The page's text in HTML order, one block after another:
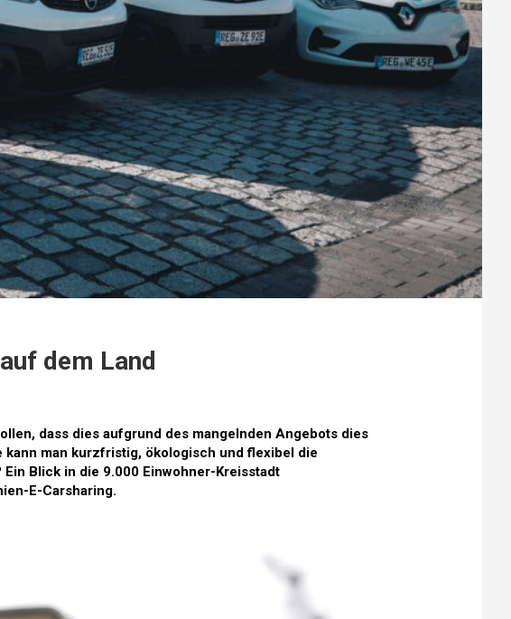
dem Land
dass dies aufgrund des mangelnden Angebots dies
man kurzfristig, ökologisch und flexibel die
Blick in die 9.000 Einwohner-Kreisstadt
E-Carsharing.